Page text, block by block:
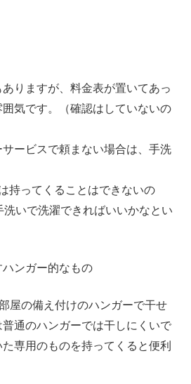
りますが、料金表が置いてあっ
気です。（確認はしていないの
ービスで頼まない場合は、手洗
持ってくることはできないの
いで洗濯できればいいかなとい
ハンガー的なもの
屋の備え付けのハンガーで干せ
通のハンガーでは干しにくいで
専用のものを持ってくると便利